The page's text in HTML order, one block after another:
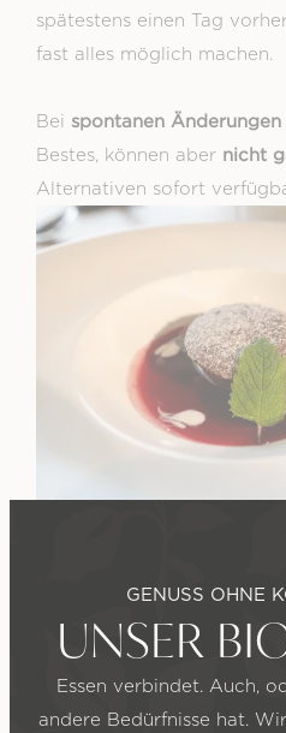
spätestens einen Tag
fast alles möglich machen.
Bei spontanen Änderungen
Bestes, können aber nicht
Alternativen sofort
GENUSS OHNE
UNSER
Essen verbindet. Auch,
andere Bedürfnisse hat.